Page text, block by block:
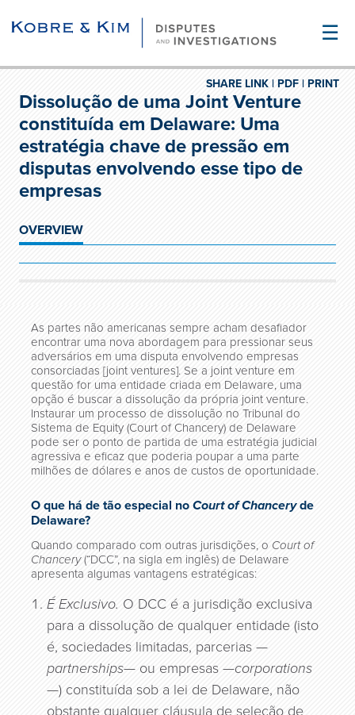
☰
PRINT
PDF |
SHARE LINK |
Dissolução de uma Joint Venture
constituída em Delaware: Uma
estratégia chave de pressão em
disputas envolvendo esse tipo de
empresas
OVERVIEW
As partes não americanas sempre acham desafiador
encontrar uma nova abordagem para pressionar seus
adversários em uma disputa envolvendo empresas
consorciadas [joint ventures]. Se a joint venture em
questão for uma entidade criada em Delaware, uma
opção é buscar a dissolução da própria joint venture.
Instaurar um processo de dissolução no Tribunal do
Sistema de Equity (Court of Chancery) de Delaware
pode ser o ponto de partida de uma estratégia judicial
agressiva e eficaz que poderia poupar a uma parte
milhões de dólares e anos de custos de oportunidade.
O que há de tão especial no Court of Chanceryde
Delaware?
Quando comparado com outras jurisdições, o Court of
Chancery(“DCC”, na sigla em inglês) de Delaware
apresenta algumas vantagens estratégicas:
É Exclusivo. O DCC é a jurisdição exclusiva
para a dissolução de qualquer entidade (isto
é, sociedades limitadas, parcerias —
partnerships— ou empresas —corporations
—) constituída sob a lei de Delaware, não
obstante qualquer cláusula de seleção de